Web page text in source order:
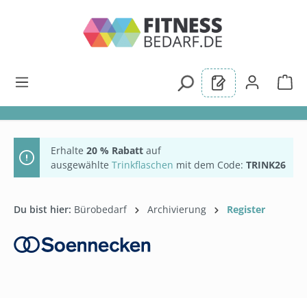
Erhalte 20 % Rabatt auf
ausgewählte Trinkflaschen mit dem Code: TRINK26
Du bist hier: Bürobedarf Archivierung Register